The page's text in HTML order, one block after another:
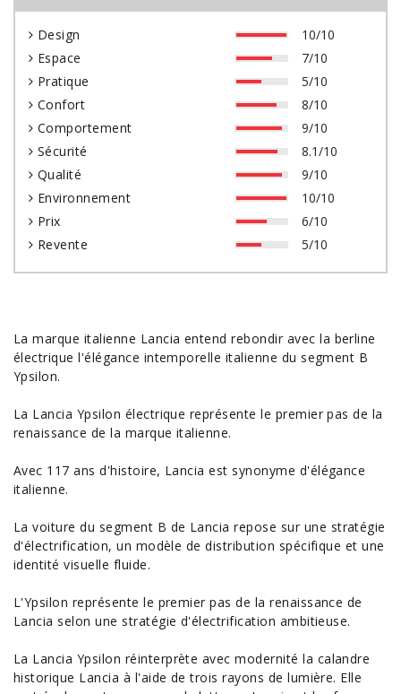
Design
10/10
Espace
7/10
Pratique
5/10
Confort
8/10
Comportement
9/10
Sécurité
8.1/10
Qualité
9/10
Environnement
10/10
Prix
6/10
Revente
5/10
La marque italienne Lancia entend rebondir avec la berline
électrique l'élégance intemporelle italienne du segment B
Ypsilon.
La Lancia Ypsilon électrique représente le premier pas de la
renaissance de la marque italienne.
Avec 117 ans d'histoire, Lancia est synonyme d'élégance
italienne.
Lavoiture du segment B de Lancia repose sur une stratégie
d'électrification, un modèle de distribution spécifique et une
identité visuelle fluide.
L'Ypsilon représente le premier pas de la renaissance de
Lancia selon une stratégie d'électrification ambitieuse.
La Lancia Ypsilon réinterprète avec modernité la calandre
historique Lancia à l'aide de trois rayons de lumière. Elle